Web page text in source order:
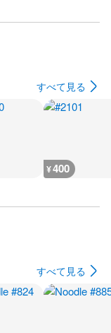
すべて見る
¥400
すべて見る